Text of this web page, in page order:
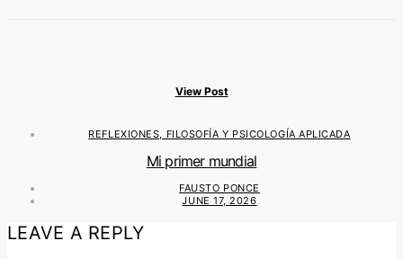
View Post
REFLEXIONES, FILOSOFÍA Y PSICOLOGÍA APLICADA
Mi primer mundial
FAUSTO PONCE
JUNE 17, 2026
LEAVE A REPLY